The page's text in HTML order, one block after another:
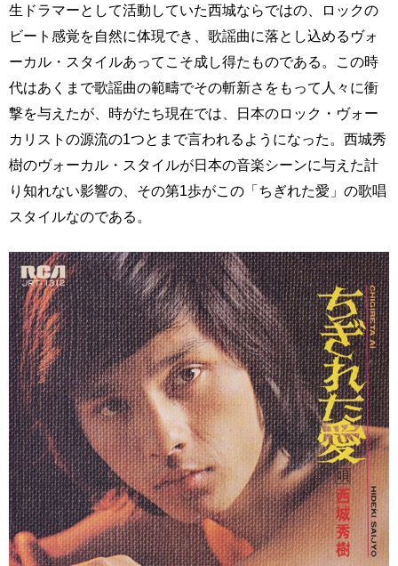
生ドラマーとして活動していた西城ならではの、ロックの
ビート感覚を自然に体現でき、歌謡曲に落とし込めるヴォ
ーカル・スタイルあってこそ成し得たものである。この時
代はあくまで歌謡曲の範疇でその斬新さをもって人々に衝
撃を与えたが、時がたち現在では、日本のロック・ヴォー
カリストの源流の1つとまで言われるようになった。西城秀
樹のヴォーカル・スタイルが日本の音楽シーンに与えた計
り知れない影響の、その第1歩がこの「ちぎれた愛」の歌唱
スタイルなのである。